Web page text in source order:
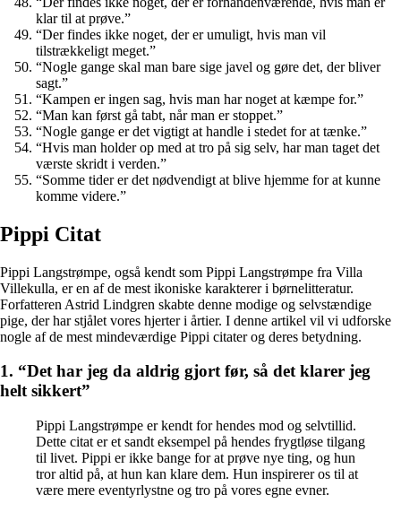
klar til at prøve.”
“Der findes ikke noget, der er umuligt, hvis man vil
tilstrækkeligt meget.”
“Nogle gange skal man bare sige javel og gøre det, der bliver
sagt.”
“Kampen er ingen sag, hvis man har noget at kæmpe for.”
“Man kan først gå tabt, når man er stoppet.”
“Nogle gange er det vigtigt at handle i stedet for at tænke.”
“Hvis man holder op med at tro på sig selv, har man taget det
værste skridt i verden.”
“Somme tider er det nødvendigt at blive hjemme for at kunne
komme videre.”
Pippi Citat
Pippi Langstrømpe, også kendt som Pippi Langstrømpe fra Villa
Villekulla, er en af de mest ikoniske karakterer i børnelitteratur.
Forfatteren Astrid Lindgren skabte denne modige og selvstændige
pige, der har stjålet vores hjerter i årtier. I denne artikel vil vi udforske
nogle af de mest mindeværdige Pippi citater og deres betydning.
1. “Det har jeg da aldrig gjort før, så det klarer jeg
helt sikkert”
Pippi Langstrømpe er kendt for hendes mod og selvtillid.
Dette citat er et sandt eksempel på hendes frygtløse tilgang
til livet. Pippi er ikke bange for at prøve nye ting, og hun
tror altid på, at hun kan klare dem. Hun inspirerer os til at
være mere eventyrlystne og tro på vores egne evner.